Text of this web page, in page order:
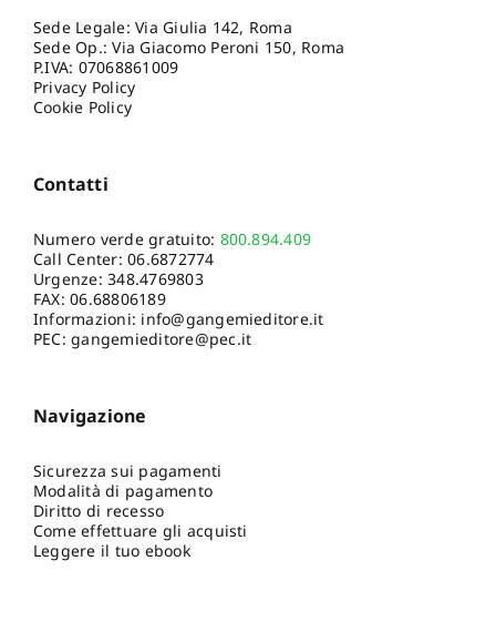
Sede Legale: Via Giulia 142, Roma
Sede Op.: Via Giacomo Peroni 150, Roma
P.IVA: 07068861009
Privacy Policy
Cookie Policy
Contatti
Numero verde gratuito: 800.894.409
Call Center:06.6872774
Urgenze:348.4769803
FAX: 06.68806189
Informazioni: info@gangemieditore.it
PEC: gangemieditore@pec.it
Navigazione
Sicurezza sui pagamenti
Modalità di pagamento
Diritto di recesso
Come effettuare gli acquisti
Leggere il tuo ebook